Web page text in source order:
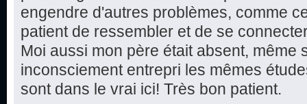
engendre d'autres problèmes, comme
patient de ressembler et de se
Moi aussi mon père était absent, même
inconsciement entrepri les mêmes
sont dans le vrai ici! Très bon patient.